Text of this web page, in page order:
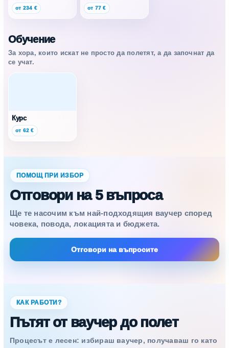
от 234 € от 77 €
Обучение
За хора, които искат не просто да полетят, а да започнат да
се учат.
Курс
от 62 €
ПОМОЩ ПРИ ИЗБОР
Отговори на 5 въпроса
Ще те насочим към най-подходящия ваучер според
човека, повода, локацията и бюджета.
Отговори на въпросите
КАК РАБОТИ?
Пътят от ваучер до полет
Процесът е лесен: избираш ваучер, получаваш го като